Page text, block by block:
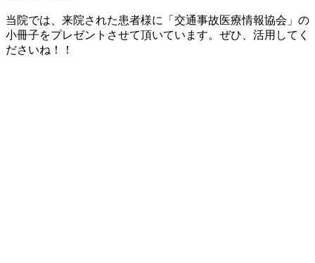
当院では、来院された患者様に「交通事故医療情報協会」の
小冊子をプレゼントさせて頂いています。ぜひ、活用してく
ださいね！！